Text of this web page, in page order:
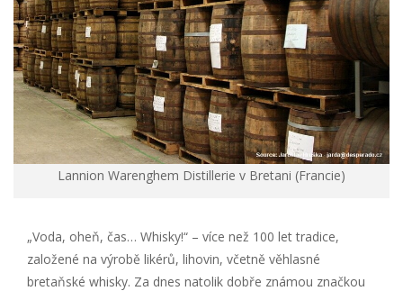
Lannion Warenghem Distillerie v Bretani (Francie)
„Voda, oheň, čas… Whisky!“ – více než 100 let tradice,
založené na výrobě likérů, lihovin, včetně věhlasné
bretaňské whisky. Za dnes natolik dobře známou značkou